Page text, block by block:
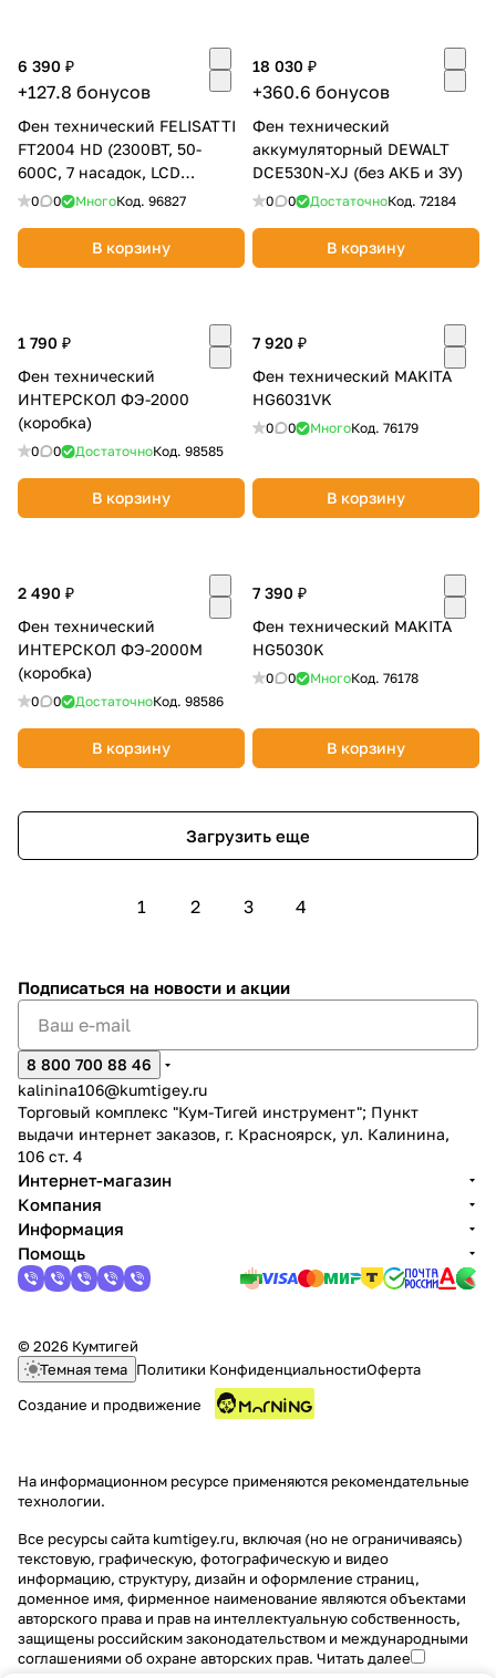
6 390 ₽
+127.8 бонусов
Фен технический FELISATTI
FT2004 HD (2300ВТ, 50-
600С, 7 насадок, LCD
-дисплей, кейс)
0 0 МногоКод. 96827
В корзину
18 030 ₽
+360.6 бонусов
Фен технический
аккумуляторный DEWALT
DCE530N-XJ (без АКБ и ЗУ)
0 0 ДостаточноКод. 72184
В корзину
1 790 ₽
Фен технический
ИНТЕРСКОЛ ФЭ-2000
(коробка)
0 0 ДостаточноКод. 98585
В корзину
7 920 ₽
Фен технический MAKITA
HG6031VK
0 0 МногоКод. 76179
В корзину
2 490 ₽
Фен технический
ИНТЕРСКОЛ ФЭ-2000М
(коробка)
0 0 ДостаточноКод. 98586
В корзину
7 390 ₽
Фен технический MAKITA
HG5030K
0 0 МногоКод. 76178
В корзину
Загрузить еще
1 2 3 4
Подписаться на новости и акции
8 800 700 88 46
kalinina106@kumtigey.ru
Торговый комплекс "Кум-Тигей инструмент"; Пункт
выдачи интернет заказов, г. Красноярск, ул. Калинина,
106 ст. 4
Интернет-магазин
Компания
Информация
Помощь
© 2026 Кумтигей
Темная тема Политики КонфиденциальностиОферта
Создание и продвижение
На информационном ресурсе применяются рекомендательные
технологии.
Все ресурсы сайта kumtigey.ru, включая (но не ограничиваясь)
текстовую, графическую, фотографическую и видео
информацию, структуру, дизайн и оформление страниц,
доменное имя, фирменное наименование являются объектами
авторского права и прав на интеллектуальную собственность,
защищены российским законодательством и международными
соглашениями об охране авторских прав. Читать далее